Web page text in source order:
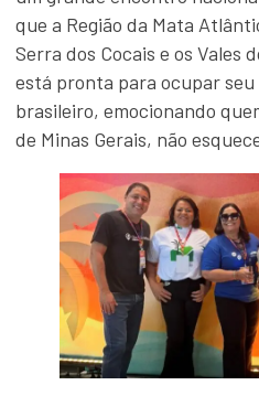
que a Região da Mata
Serra dos Cocais e os Vales
está pronta para ocupar
brasileiro, emocionando
de Minas Gerais, não